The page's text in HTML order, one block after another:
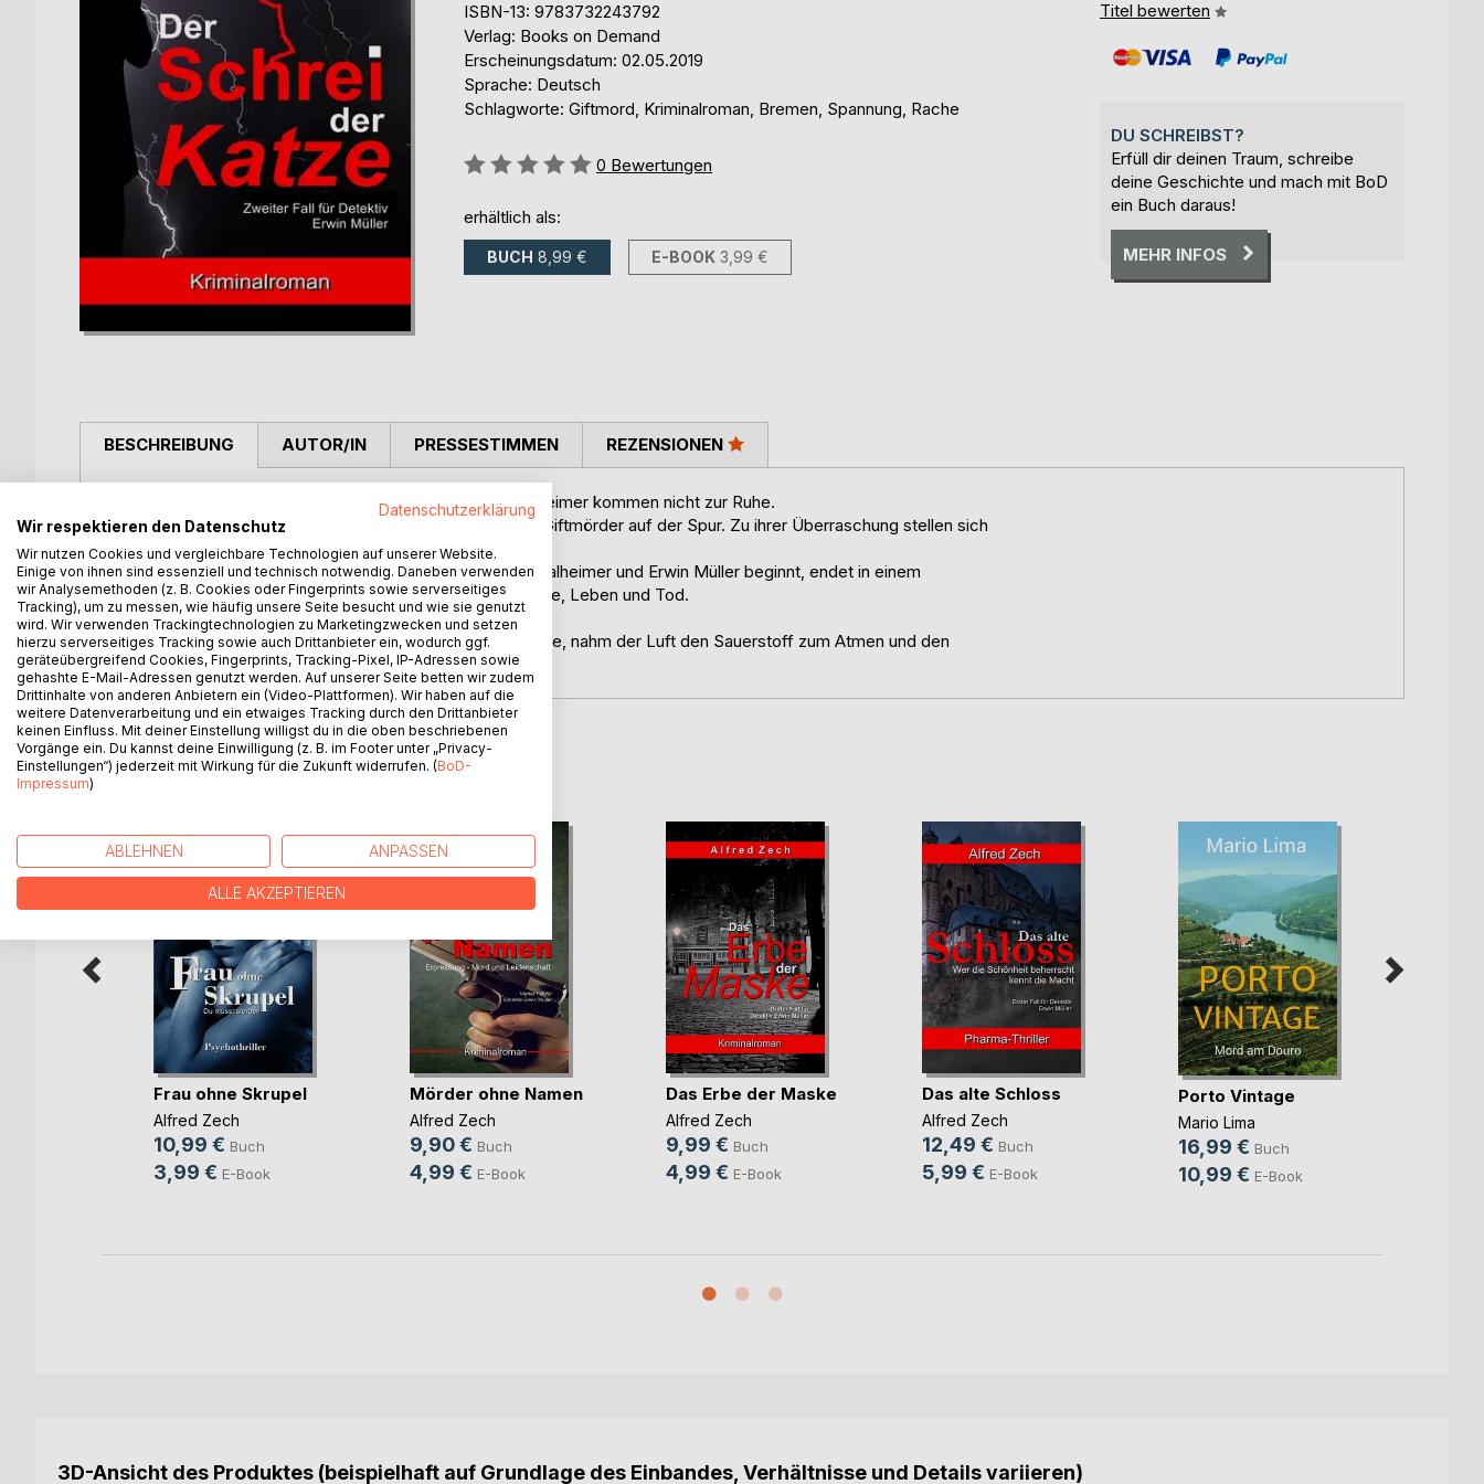
ISBN-13: 9783732243792
Verlag: Books on Demand
Erscheinungsdatum: 02.05.2019
Sprache: Deutsch
Schlagworte: Giftmord, Kriminalroman, Bremen, Spannung, Rache
Bewertung::
0 Bewertungen
erhältlich als:
BUCH 8,99 € E-BOOK 3,99 €
Titel bewerten
DU SCHREIBST?
Erfüll dir deinen Traum, schreibe
deine Geschichte und mach mit BoD
ein Buch daraus!
MEHR INFOS
BESCHREIBUNG
Versicherungsdetektiv Erwin Müller und Kommissar Thalheimer kommen nicht zur Ruhe.
Sie ermitteln in Hamburg und Umgebung und sind einem Giftmörder auf der Spur. Zu ihrer Überraschung stellen sich
Verbindungen zu einem vorherigen Fall ein.
Was als ganz normale Recherchearbeit für Kommissar Thalheimer und Erwin Müller beginnt, endet in einem
undurchschaubaren dramatischen Kampf um Geld, Gefühle, Leben und Tod.
Der plötzliche, unheimlich grelle Schrei, wie der einer Katze, nahm der Luft den Sauerstoff zum Atmen und den
beiden Ermittlern gefror das Blut in den Adern.
AUTOR/IN PRESSESTIMMEN REZENSIONEN
WEITERE TITEL BEIBoD
Frau ohne Skrupel
Alfred Zech
10,99 € Buch
3,99 € E-Book
Mörder ohne Namen
Alfred Zech
9,90 € Buch
4,99 € E-Book
Das Erbe der Maske
Alfred Zech
9,99 € Buch
4,99 € E-Book
Das alte Schloss
Alfred Zech
12,49 € Buch
5,99 € E-Book
Porto Vintage
Mario Lima
16,99 € Buch
10,99 € E-Book
3D-Ansicht des Produktes (beispielhaft auf Grundlage des Einbandes, Verhältnisse und Details variieren)
Datenschutzerklärung
Wir respektieren den Datenschutz
Wir nutzen Cookies und vergleichbare Technologien auf unserer Website.
Einige von ihnen sind essenziell und technisch notwendig. Daneben verwenden
wir Analysemethoden (z. B. Cookies oder Fingerprints sowie serverseitiges
Tracking), um zu messen, wie häufig unsere Seite besucht und wie sie genutzt
wird. Wir verwenden Trackingtechnologien zu Marketingzwecken und setzen
hierzu serverseitiges Tracking sowie auch Drittanbieter ein, wodurch ggf.
geräteübergreifend Cookies, Fingerprints, Tracking-Pixel, IP-Adressen sowie
gehashte E-Mail-Adressen genutzt werden. Auf unserer Seite betten wir zudem
Drittinhalte von anderen Anbietern ein (Video-Plattformen). Wir haben auf die
weitere Datenverarbeitung und ein etwaiges Tracking durch den Drittanbieter
keinen Einfluss. Mit deiner Einstellung willigst du in die oben beschriebenen
Vorgänge ein. Du kannst deine Einwilligung (z. B. im Footer unter „Privacy-
Einstellungen“) jederzeit mit Wirkung für die Zukunft widerrufen. (BoD-
Impressum)
ABLEHNEN ANPASSEN
ALLE AKZEPTIEREN